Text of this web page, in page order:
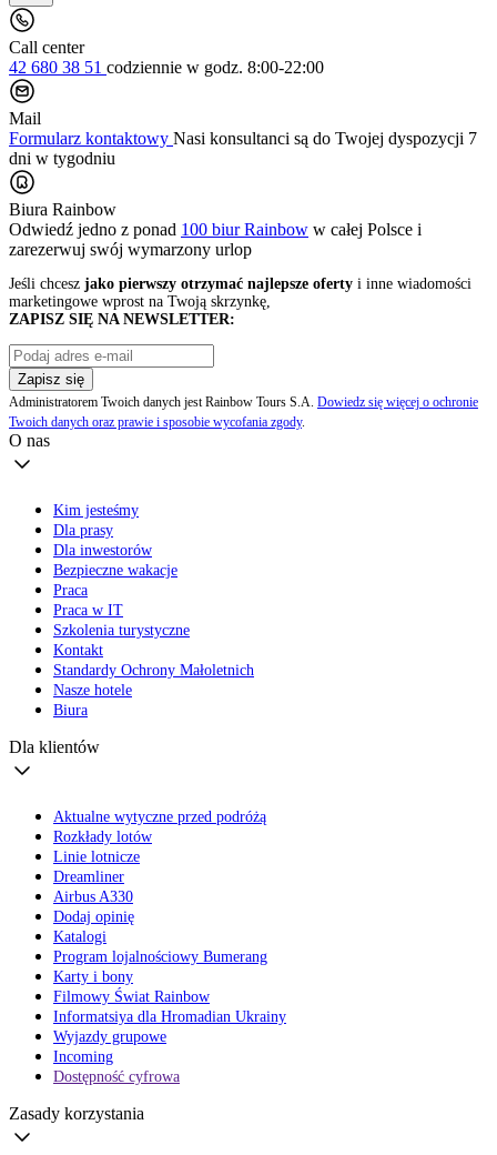
Call center
42 680 38 51 codziennie w godz. 8:00-22:00
Mail
Formularz kontaktowy Nasi konsultanci są do Twojej dyspozycji 7
dni w tygodniu
Biura Rainbow
Odwiedź jedno z ponad 100 biur Rainbow w całej Polsce i
zarezerwuj swój wymarzony urlop
Jeśli chcesz jako pierwszy otrzymać najlepsze oferty i inne wiadomości
marketingowe wprost na Twoją skrzynkę,
ZAPISZ SIĘ NA NEWSLETTER:
Zapisz się
Administratorem Twoich danych jest Rainbow Tours S.A. Dowiedz się więcej o ochronie
Twoich danych oraz prawie i sposobie wycofania zgody.
O nas
Kim jesteśmy
Dla prasy
Dla inwestorów
Bezpieczne wakacje
Praca
Praca w IT
Szkolenia turystyczne
Kontakt
Standardy Ochrony Małoletnich
Nasze hotele
Biura
Dla klientów
Aktualne wytyczne przed podróżą
Rozkłady lotów
Linie lotnicze
Dreamliner
Airbus A330
Dodaj opinię
Katalogi
Program lojalnościowy Bumerang
Karty i bony
Filmowy Świat Rainbow
Informatsiya dla Hromadian Ukrainy
Wyjazdy grupowe
Incoming
Dostępność cyfrowa
Zasady korzystania